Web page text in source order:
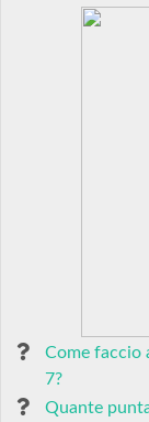
Come faccio
7?
Quante